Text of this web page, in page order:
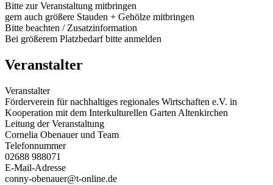
Bitte zur Veranstaltung mitbringen
gern auch größere Stauden + Gehölze mitbringen
Bitte beachten / Zusatzinformation
Bei größerem Platzbedarf bitte anmelden
Veranstalter
Veranstalter
Förderverein für nachhaltiges regionales Wirtschaften e.V. in
Kooperation mit dem Interkulturellen Garten Altenkirchen
Leitung der Veranstaltung
Cornelia Obenauer und Team
Telefonnummer
02688 988071
E-Mail-Adresse
conny-obenauer@t-online.de